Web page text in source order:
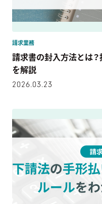
請求業務
請求書の封入方法とは？
を解説
2026.03.23